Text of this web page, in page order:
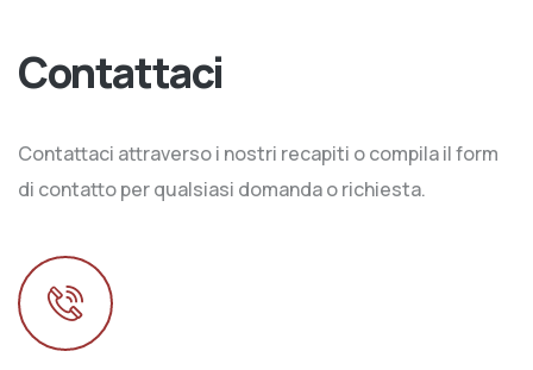
Contattaci
Contattaci attraverso i nostri recapiti o compila il form
di contatto per qualsiasi domanda o richiesta.